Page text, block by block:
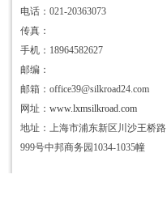
电话：021-20363073
传真：
手机：18964582627
邮编：
邮箱：office39@silkroad24.com
网址： www.lxmsilkroad.com
地址：上海市浦东新区川沙王桥路
999号中邦商务园1034-1035幢